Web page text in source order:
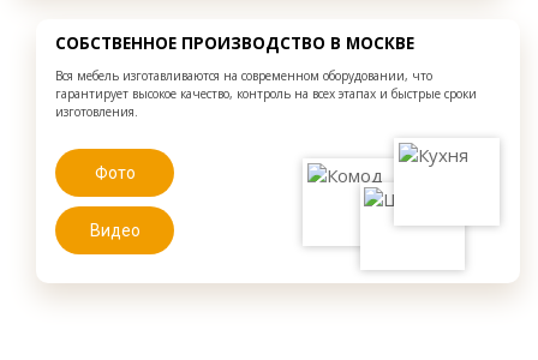
СОБСТВЕННОЕ ПРОИЗВОДСТВО В МОСКВЕ
Вся мебель изготавливаются на современном оборудовании, что
гарантирует высокое качество, контроль на всех этапах и быстрые сроки
изготовления.
Фото
Видео